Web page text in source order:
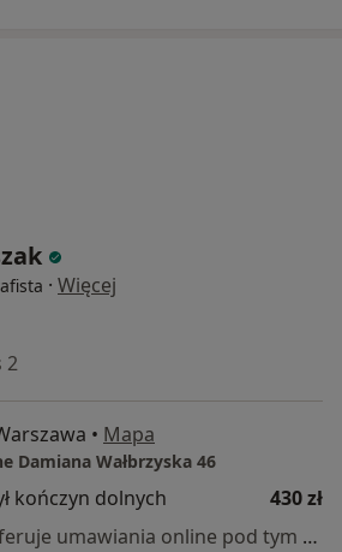
· Więcej
2
• Mapa
Damiana Wałbrzyska 46
kończyn dolnych
430 zł
Specjalista nie oferuje umawiania online pod tym adresem.